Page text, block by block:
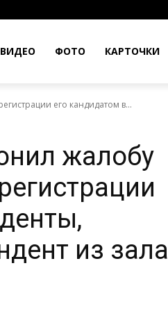
ВИДЕО ФОТО КАРТОЧКИ
его кандидатом в...
жалобу
из зала